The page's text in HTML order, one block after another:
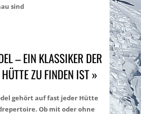
sind
– EIN KLASSIKER DER
ZU FINDEN IST »
gehört auf fast jeder Hütte
Ob mit oder ohne